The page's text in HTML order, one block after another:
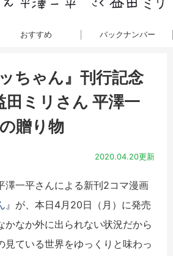
おすすめ バックナンバー
ちゃん』刊行記念
田ミリさん 平澤一
贈り物
2020.04.20更新
一平さんによる新刊2コマ漫画
』が、本日4月20日（月）に発売
かなか外に出られない状況だから
見ている世界をゆっくりと味わっ